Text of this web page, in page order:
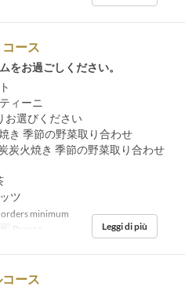
ース
をお過ごしください。
ィーニ
選びください
き 季節の野菜取り合わせ
炭火焼き 季節の野菜取り合わせ
ツ
minimum
Pranzo Leggi di più
ース